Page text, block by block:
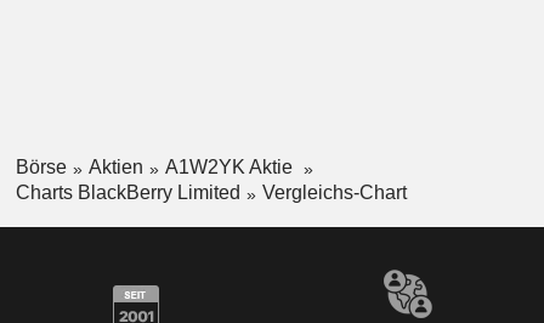
Börse Aktien
A1W2YK Aktie
Charts BlackBerry Limited
Vergleichs-Chart